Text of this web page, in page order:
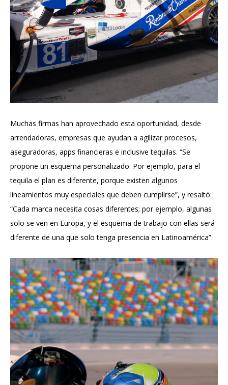
Muchas firmas han aprovechado esta oportunidad, desde
arrendadoras, empresas que ayudan a agilizar procesos,
aseguradoras, apps financieras e inclusive tequilas. “Se
propone un esquema personalizado. Por ejemplo, para el
tequila el plan es diferente, porque existen algunos
lineamientos muy especiales que deben cumplirse”, y resaltó:
“Cada marca necesita cosas diferentes; por ejemplo, algunas
solo se ven en Europa, y el esquema de trabajo con ellas será
diferente de una que solo tenga presencia en Latinoamérica”.